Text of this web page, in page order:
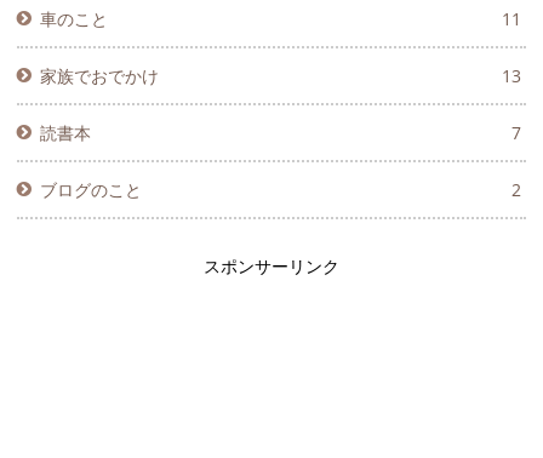
車のこと 11
家族でおでかけ 13
読書本 7
ブログのこと 2
スポンサーリンク